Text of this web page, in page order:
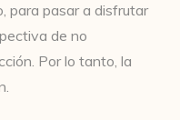
para pasar a disfrutar
de no
Por lo tanto, la